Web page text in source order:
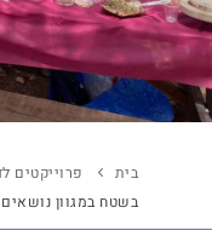
בית פרוייקטים
בשטח במגוון נושאים